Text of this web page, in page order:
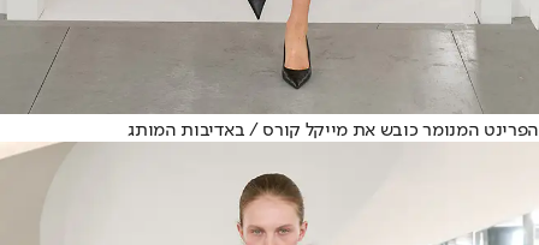
הפרינט המנומר כובש את מייקל קורס / באדיבות המותג